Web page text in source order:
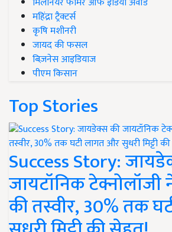
महिंद्रा ट्रैक्टर्स
कृषि मशीनरी
जायद की फसल
बिज़नेस आइडियाज
पीएम किसान
Top Stories
Success Story:
जायटॉनिक
की तस्वीर, 30% तक